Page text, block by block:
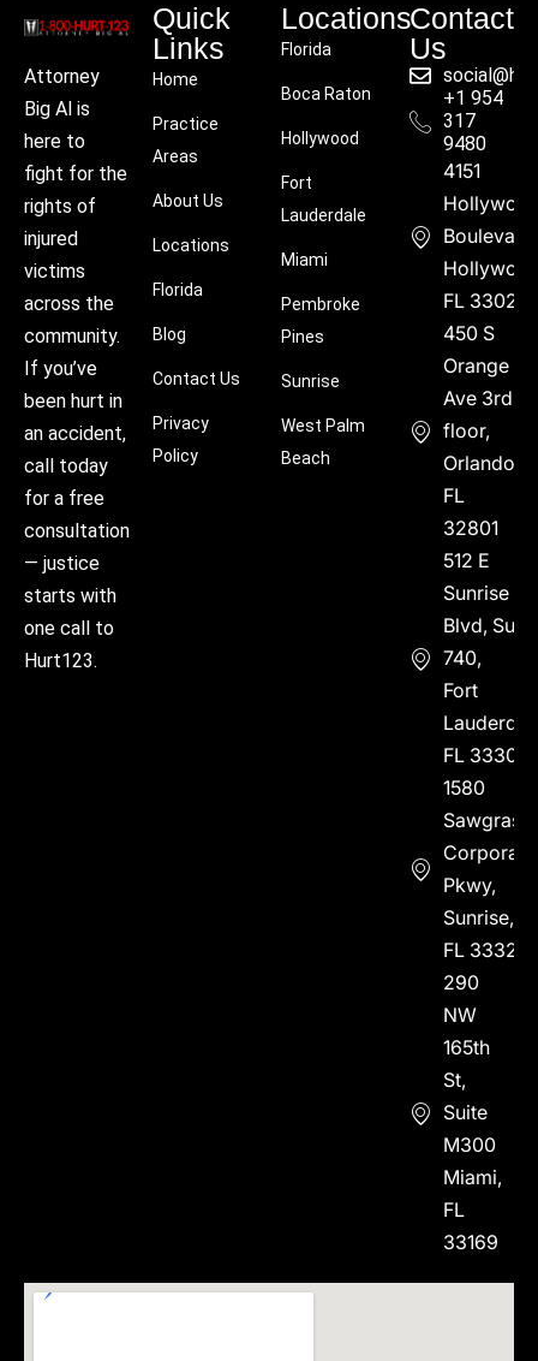
Attorney
Big Al is
here to
fight for the
rights of
injured
victims
across the
community.
If you’ve
been hurt in
an accident,
call today
for a free
consultation
— justice
starts with
one call to
Hurt123.
Quick
Links
Home
Practice
Areas
About Us
Locations
Florida
Blog
Contact Us
Privacy
Policy
Locations
Florida
Boca Raton
Hollywood
Fort
Lauderdale
Miami
Pembroke
Pines
Sunrise
West Palm
Beach
Contact
Us
+1 954
317
9480
4151
Boulevard,
FL 33021
450 S
Orange
Ave 3rd
floor,
Orlando,
FL
32801
512 E
Sunrise
Blvd, Suite
740,
Fort
FL 33304
1580
Sawgrass
Corporate
Pkwy,
Sunrise,
FL 33323
290
NW
165th
St,
Suite
M300
Miami,
FL
33169